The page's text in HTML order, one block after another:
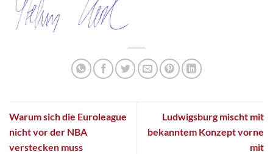
Warum sich die Euroleague
nicht vor der NBA
verstecken muss
Ludwigsburg mischt mit
bekanntem Konzept vorne
mit